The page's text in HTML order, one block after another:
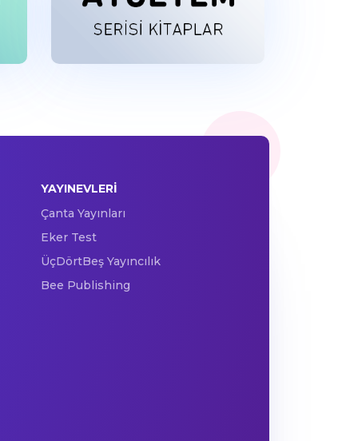
YAYINEVLERI
Çanta Yayınları
Eker Test
ÜçDörtBeş Yayıncılık
Bee Publishing